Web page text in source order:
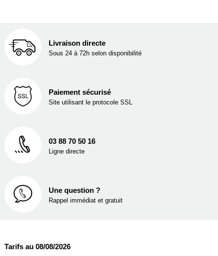
Livraison directe
Sous 24 à 72h selon disponibilité
Paiement sécurisé
Site utilisant le protocole SSL
03 88 70 50 16
Ligne directe
Une question ?
Rappel immédiat et gratuit
Tarifs au 08/08/2026